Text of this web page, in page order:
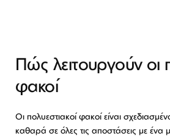
Πώς λειτουργούν οι
φακοί
Οι πολυεστιακοί φακοί είναι
καθαρά σε όλες τις αποστάσεις με ένα